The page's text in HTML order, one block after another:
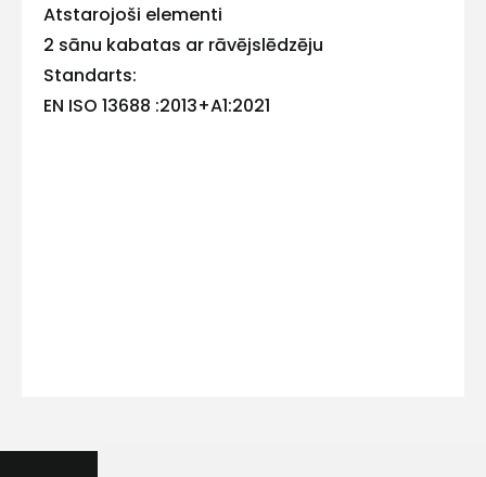
Atstarojoši elementi
2 sānu kabatas ar rāvējslēdzēju
Standarts:
EN ISO 13688 :2013+A1:2021Kontakttālrunis